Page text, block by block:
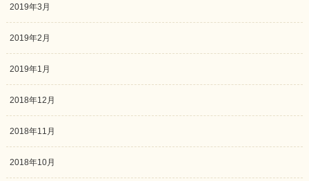
2019年3月
2019年2月
2019年1月
2018年12月
2018年11月
2018年10月